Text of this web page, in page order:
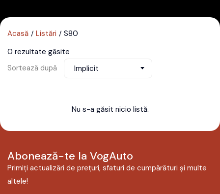
Acasă Listări
S80
0 rezultate găsite
Sortează după
Implicit
Nu s-a găsit nicio listă.
Abonează-te la VogAuto
Primiți actualizări de prețuri, sfaturi de cumpărături și multe
altele!